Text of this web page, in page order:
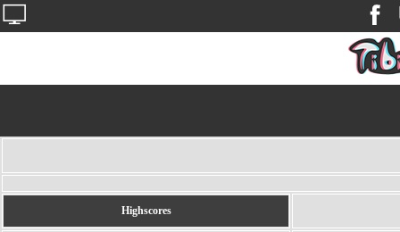
Highscores